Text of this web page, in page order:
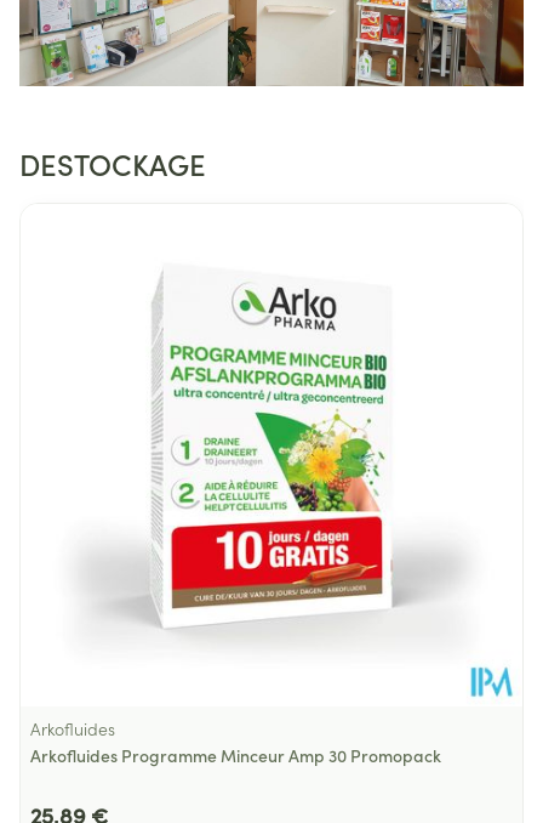
DESTOCKAGE
Arkofluides
Arkofluides Programme Minceur Amp 30 Promopack
25,89 €